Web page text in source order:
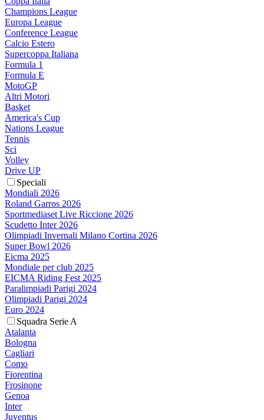
Champions League
Europa League
Conference League
Calcio Estero
Supercoppa Italiana
Formula 1
Formula E
MotoGP
Altri Motori
Basket
America's Cup
Nations League
Tennis
Sci
Volley
Drive UP
Speciali
Mondiali 2026
Roland Garros 2026
Sportmediaset Live Riccione 2026
Scudetto Inter 2026
Olimpiadi Invernali Milano Cortina 2026
Super Bowl 2026
Eicma 2025
Mondiale per club 2025
EICMA Riding Fest 2025
Paralimpiadi Parigi 2024
Olimpiadi Parigi 2024
Euro 2024
Squadra Serie A
Atalanta
Bologna
Cagliari
Como
Fiorentina
Frosinone
Genoa
Inter
Juventus